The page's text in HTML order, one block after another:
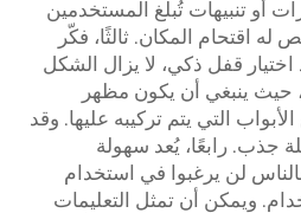
أو تنبيهات تُبلغ المستخدمين
اقتحام المكان. ثالثًا، فكّر
قفل ذكي، لا يزال الشكل
حيث ينبغي أن يكون مظهر
التي يتم تركيبه عليها. وقد
جذب. رابعًا، يُعد سهولة
لن يرغبوا في استخدام
ويمكن أن تمثل التعليمات